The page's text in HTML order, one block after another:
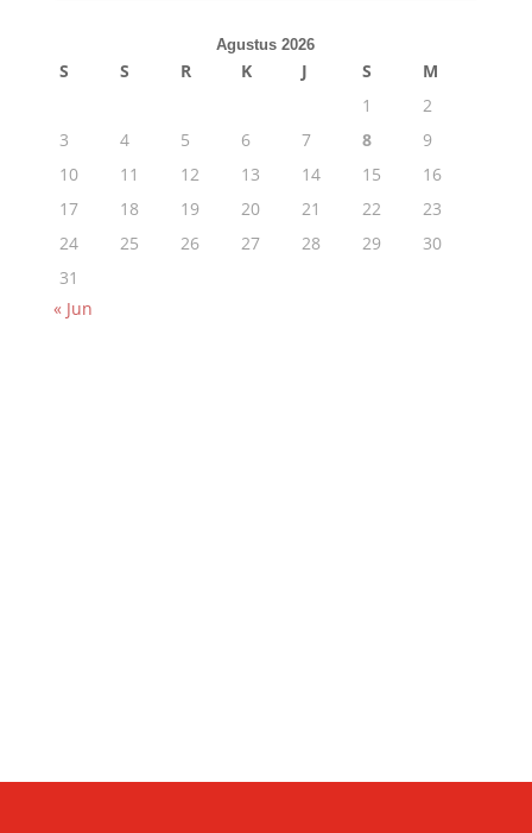
Agustus 2026
S S R K J S
M
1
2
3
4 5 6 7 8
9
10
11 12 13 14 15
16
17
18 19 20 21 22
23
24
25 26 27 28 29
30
31
« Jun